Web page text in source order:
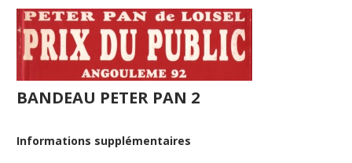
BANDEAU PETER PAN 2
Informations supplémentaires